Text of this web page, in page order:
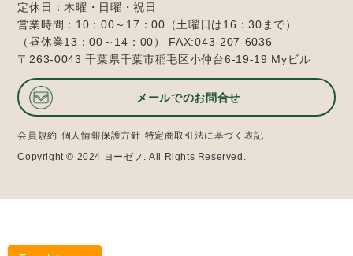
定休日：木曜・日曜・祝日
営業時間：10：00～17：00（土曜日は16：30まで）
（昼休業13：00～14：00） FAX:043-207-6036
〒263-0043 千葉県千葉市稲毛区小仲台6-19-19 Myビル
メールでのお問合せ
会員規約 個人情報保護方針 特定商取引法に基づく表記
Copyright © 2024 ヨーゼフ. All Rights Reserved.